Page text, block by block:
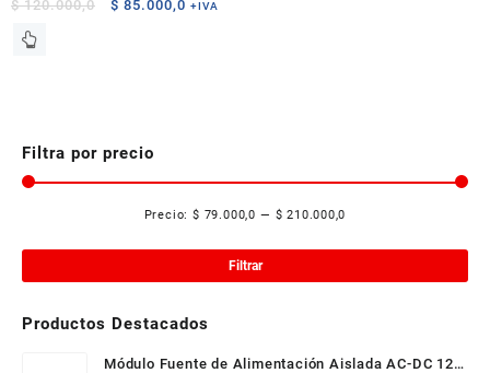
$120.000,0
El
$ 85.000,0 El
+IVA
Filtra por precio
Filtrar
Precio:$ 79.000,0 — $ 210.000,0
Productos Destacados
Módulo Fuente de Alimentación Aislada AC-DC 12V